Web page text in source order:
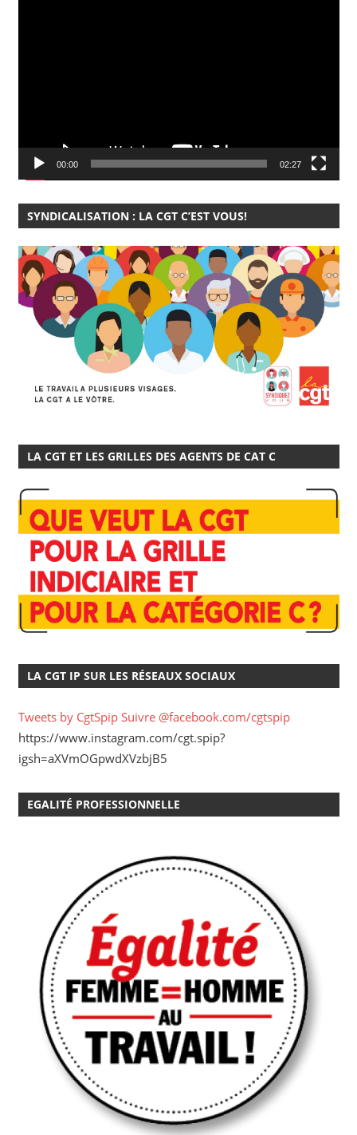
00:00 02:27
SYNDICALISATION : LA CGT C’EST VOUS!
LA CGT ET LES GRILLES DES AGENTS DE CAT C
LA CGT IP SUR LES RÉSEAUX SOCIAUX
Tweets by CgtSpip Suivre @facebook.com/cgtspip
https://www.instagram.com/cgt.spip?
igsh=aXVmOGpwdXVzbjB5
EGALITÉ PROFESSIONNELLE